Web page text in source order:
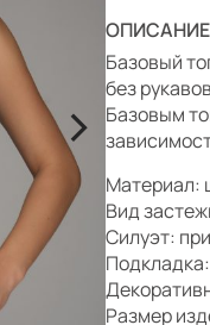
>
ОПИСАНИЕ
Базовый
без
Базовым
Материал:
Вид
Силуэт:
Размер